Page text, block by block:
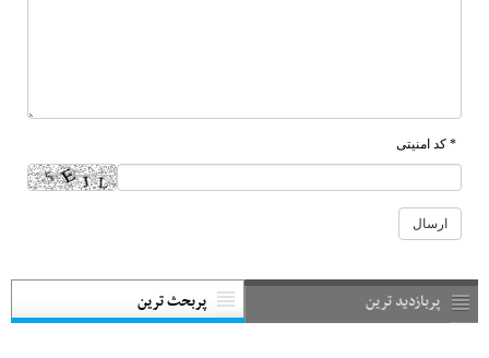
* کد امنیتی
پربازدید ترین پربحث ترین